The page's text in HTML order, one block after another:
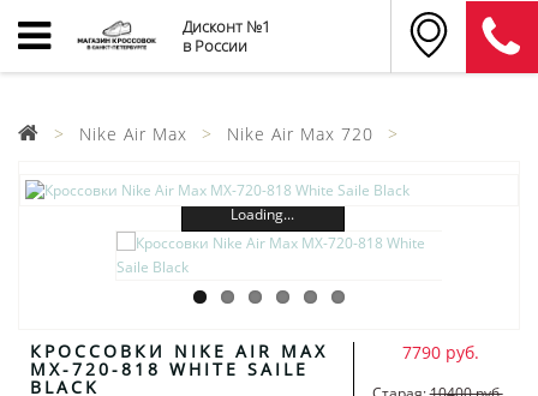
Дисконт №1
в России
Nike Air Max Nike Air Max 720
Loading...
КРОССОВКИ NIKE AIR MAX
MX-720-818 WHITE SAILE
BLACK
7790 руб.